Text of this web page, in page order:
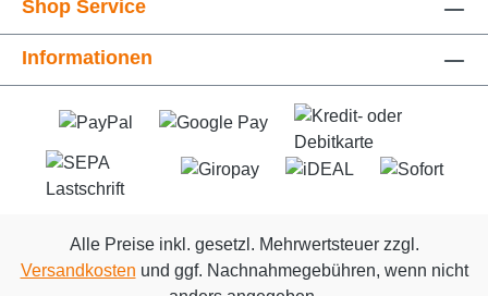
Shop Service
Informationen
Alle Preise inkl. gesetzl. Mehrwertsteuer zzgl.
Versandkosten und ggf. Nachnahmegebühren, wenn nicht